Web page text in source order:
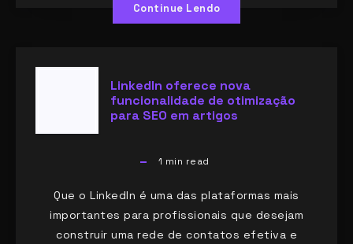
Continue Lendo
LinkedIn oferece nova
funcionalidade de otimização
para SEO em artigos
1 min read
Que o LinkedIn é uma das plataformas mais
importantes para profissionais que desejam
construir uma rede de contatos efetiva e